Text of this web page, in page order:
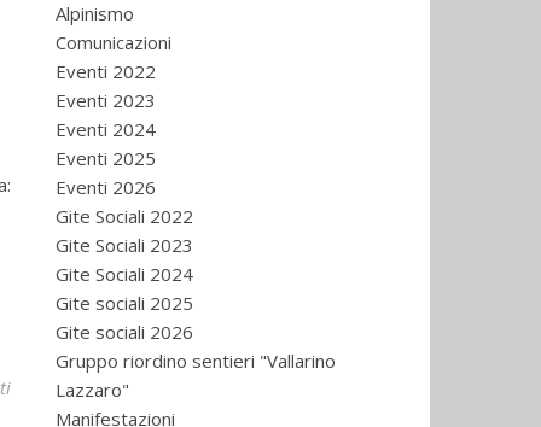
su Gita sociale: laghi Frisson e Alberghi
Alpinismo
Comunicazioni
Eventi 2022
Eventi 2023
Eventi 2024
Eventi 2025
Eventi 2026
Gite Sociali 2022
Gite Sociali 2023
Gite Sociali 2024
Gite sociali 2025
Gite sociali 2026
Gruppo riordino sentieri "Vallarino
Lazzaro"
Manifestazioni